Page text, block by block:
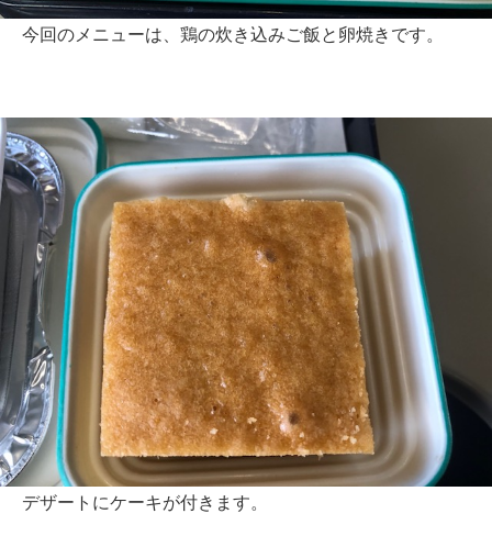
今回のメニューは、鶏の炊き込みご飯と卵焼きです。
デザートにケーキが付きます。